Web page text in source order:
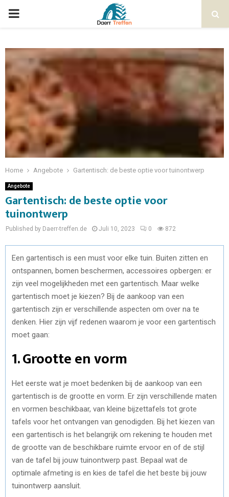
Home Angebote Gartentisch: de beste optie voor tuinontwerp
Angebote
Gartentisch: de beste optie voor
tuinontwerp
Published by Daerr-treffen.de Juli 10, 2023 0 872
Een gartentisch is een must voor elke tuin. Buiten zitten en
ontspannen, bomen beschermen, accessoires opbergen: er
zijn veel mogelijkheden met een gartentisch. Maar welke
gartentisch moet je kiezen? Bij de aankoop van een
gartentisch zijn er verschillende aspecten om over na te
denken. Hier zijn vijf redenen waarom je voor een gartentisch
moet gaan:
1. Grootte en vorm
Het eerste wat je moet bedenken bij de aankoop van een
gartentisch is de grootte en vorm. Er zijn verschillende maten
en vormen beschikbaar, van kleine bijzettafels tot grote
tafels voor het ontvangen van genodigden. Bij het kiezen van
een gartentisch is het belangrijk om rekening te houden met
de grootte van de beschikbare ruimte ervoor en of de stijl
van de tafel bij jouw tuinontwerp past. Bepaal wat de
optimale afmeting is en kies de tafel die het beste bij jouw
tuinontwerp aansluit.